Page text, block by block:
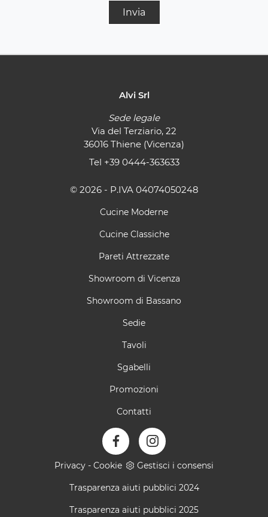
Invia
Alvi Srl
Sede legale
Via del Terziario, 22
36016 Thiene (Vicenza)
Tel +39 0444-363633
© 2026 - P.IVA 04074050248
Cucine Moderne
Cucine Classiche
Pareti Attrezzate
Showroom di Vicenza
Showroom di Bassano
Sedie
Tavoli
Sgabelli
Promozioni
Contatti
Privacy - Cookie Gestisci i consensi
Trasparenza aiuti pubblici 2024
Trasparenza aiuti pubblici 2025